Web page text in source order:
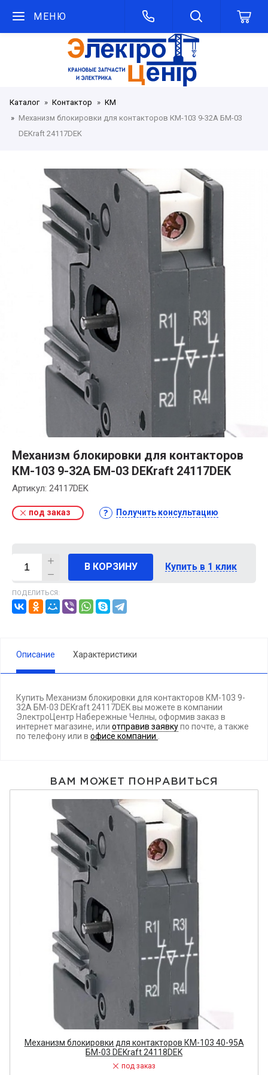
МЕНЮ
Каталог Контактор
КМ
Механизм блокировки для контакторов КМ-103 9-32А БМ-03
DEKraft 24117DEK
Механизм блокировки для контакторов
КМ-103 9-32А БМ-03 DEKraft 24117DEK
Артикул: 24117DEK
под заказ Получить консультацию
В КОРЗИНУ Купить в 1 клик
ПОДЕЛИТЬСЯ:
Описание Характеристики
Купить Механизм блокировки для контакторов КМ-103 9-
32А БМ-03 DEKraft 24117DEK вы можете в компании
ЭлектроЦентр Набережные Челны, оформив заказ в
интернет магазине, или отправив заявкупо почте, а также
по телефонуили в офисе компании
ВАМ МОЖЕТ ПОНРАВИТЬСЯ
Механизм блокировки для контакторов КМ-103 40-95А
БМ-03 DEKraft 24118DEK
под заказ